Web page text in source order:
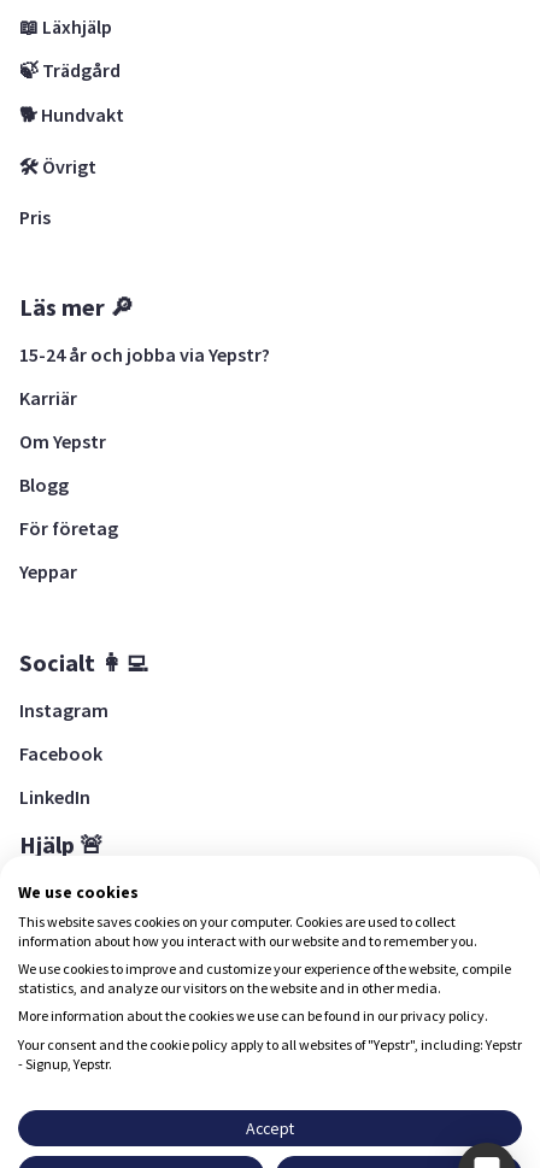
📖 Läxhjälp
🍃 Trädgård
🐕 Hundvakt
🛠 Övrigt
Pris
Läs mer 🔎
15-24 år och jobba via Yepstr?
Karriär
Om Yepstr
Blogg
För företag
Yeppar
Socialt 👩‍💻
Instagram
Facebook
LinkedIn
Hjälp 🚨
Hjälpcenter
Ladda ned Yepstr
Ladda ned Yepstr
Yepstr AB • Org. 556997-9817 • Skeppsbron 28, 111 30
upplevelse.
We use cookies
This website saves cookies on your computer. Cookies are used to collect
information about how you interact with our website and to remember you.
We use cookies to improve and customize your experience of the website, compile
statistics, and analyze our visitors on the website and in other media.
More information about the cookies we use can be found in our privacy policy.
Your consent and the cookie policy apply to all websites of "Yepstr", including: Yepstr
- Signup, Yepstr.
Accept